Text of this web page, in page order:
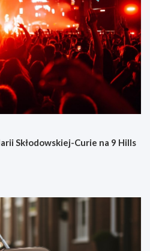
Skłodowskiej-Curie na 9 Hills